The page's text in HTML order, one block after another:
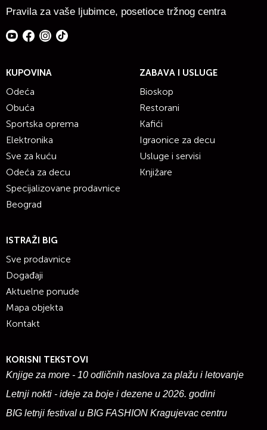
Pravila za vaše ljubimce, posetioce tržnog centra
KUPOVINA
Odeća
Obuća
Sportska oprema
Elektronika
Sve za kuću
Odeća za decu
Specijalizovane prodavnice
Beograd
ZABAVA I USLUGE
Bioskop
Restorani
Kafići
Igraonice za decu
Usluge i servisi
Knjižare
ISTRAŽI BIG
Sve prodavnice
Događaji
Aktuelne ponude
Mapa objekta
Kontakt
KORISNI TEKSTOVI
Knjige za more - 10 odličnih naslova za plažu i letovanje
Letnji nokti - ideje za boje i dezene u 2026. godini
BIG letnji festival u BIG FASHION Kragujevac centru